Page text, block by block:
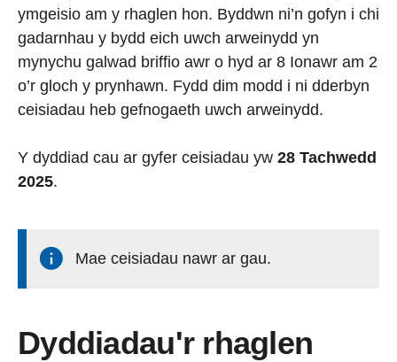
ymgeisio am y rhaglen hon. Byddwn ni’n gofyn i chi
gadarnhau y bydd eich uwch arweinydd yn
mynychu galwad briffio awr o hyd ar 8 Ionawr am 2
o’r gloch y prynhawn. Fydd dim modd i ni dderbyn
ceisiadau heb gefnogaeth uwch arweinydd.
Y dyddiad cau ar gyfer ceisiadau yw 28 Tachwedd
2025.
Mae ceisiadau nawr ar gau.
Dyddiadau'r rhaglen